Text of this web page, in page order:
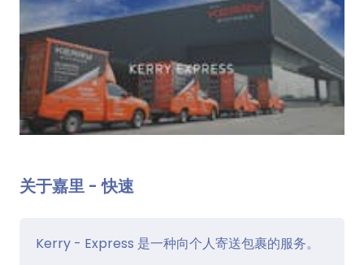
关于嘉里 - 快速
Kerry - Express 是一种向个人寄送包裹的服务。